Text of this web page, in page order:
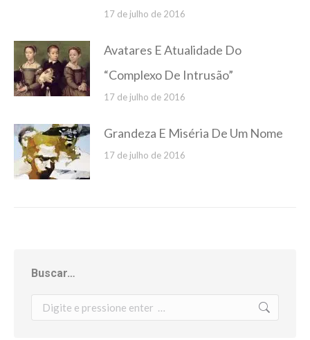
17 de julho de 2016
Avatares E Atualidade Do
“Complexo De Intrusão”
17 de julho de 2016
Grandeza E Miséria De Um Nome
17 de julho de 2016
Buscar…